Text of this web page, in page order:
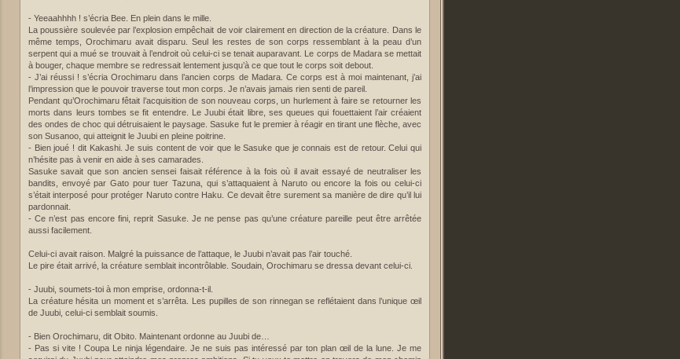
- Yeeaahhhh ! s’écria Bee. En plein dans le mille.
La poussière soulevée par l’explosion empêchait de voir clairement en direction de la créature. Dans le
même temps, Orochimaru avait disparu. Seul les restes de son corps ressemblant à la peau d’un
serpent qui a mué se trouvait à l’endroit où celui-ci se tenait auparavant. Le corps de Madara se mettait
à bouger, chaque membre se redressait lentement jusqu’à ce que tout le corps soit debout.
- J’ai réussi ! s’écria Orochimaru dans l’ancien corps de Madara. Ce corps est à moi maintenant, j’ai
l’impression que le pouvoir traverse tout mon corps. Je n’avais jamais rien senti de pareil.
Pendant qu’Orochimaru fêtait l’acquisition de son nouveau corps, un hurlement à faire se retourner les
morts dans leurs tombes se fit entendre. Le Juubi était libre, ses queues qui fouettaient l’air créaient
des ondes de choc qui détruisaient le paysage. Sasuke fut le premier à réagir en tirant une flèche, avec
son Susanoo, qui atteignit le Juubi en pleine poitrine.
- Bien joué ! dit Kakashi. Je suis content de voir que le Sasuke que je connais est de retour. Celui qui
n’hésite pas à venir en aide à ses camarades.
Sasuke savait que son ancien sensei faisait référence à la fois où il avait essayé de neutraliser les
bandits, envoyé par Gato pour tuer Tazuna, qui s’attaquaient à Naruto ou encore la fois ou celui-ci
s’était interposé pour protéger Naruto contre Haku. Ce devait être surement sa manière de dire qu’il lui
pardonnait.
- Ce n’est pas encore fini, reprit Sasuke. Je ne pense pas qu’une créature pareille peut être arrêtée
aussi facilement.
Celui-ci avait raison. Malgré la puissance de l’attaque, le Juubi n’avait pas l’air touché.
Le pire était arrivé, la créature semblait incontrôlable. Soudain, Orochimaru se dressa devant celui-ci.
- Juubi, soumets-toi à mon emprise, ordonna-t-il.
La créature hésita un moment et s’arrêta. Les pupilles de son rinnegan se reflétaient dans l’unique œil
de Juubi, celui-ci semblait soumis.
- Bien Orochimaru, dit Obito. Maintenant ordonne au Juubi de…
- Pas si vite ! Coupa Le ninja légendaire. Je ne suis pas intéressé par ton plan œil de la lune. Je me